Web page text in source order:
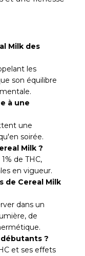
Milk des
les
son équilibre
à une
une
soirée.
Milk ?
de THC,
en vigueur.
de Cereal Milk
dans un
de
?
et ses effets